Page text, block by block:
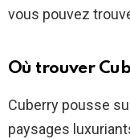
vous pouvez
Où trouver
Cuberry pousse
paysages